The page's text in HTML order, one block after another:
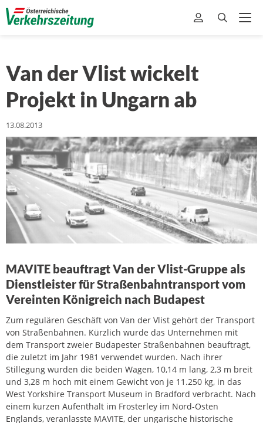
Van der Vlist wickelt
Projekt in Ungarn ab
13.08.2013
MAVITE beauftragt Van der Vlist-Gruppe als
Dienstleister für Straßenbahntransport vom
Vereinten Königreich nach Budapest
Zum regulären Geschäft von Van der Vlist gehört der Transport
von Straßenbahnen. Kürzlich wurde das Unternehmen mit
dem Transport zweier Budapester Straßenbahnen beauftragt,
die zuletzt im Jahr 1981 verwendet wurden. Nach ihrer
Stillegung wurden die beiden Wagen, 10,14 m lang, 2,3 m breit
und 3,28 m hoch mit einem Gewicht von je 11.250 kg, in das
West Yorkshire Transport Museum in Bradford verbracht. Nach
einem kurzen Aufenthalt im Frosterley im Nord-Osten
Englands, veranlasste MAVITE, der ungarische historische